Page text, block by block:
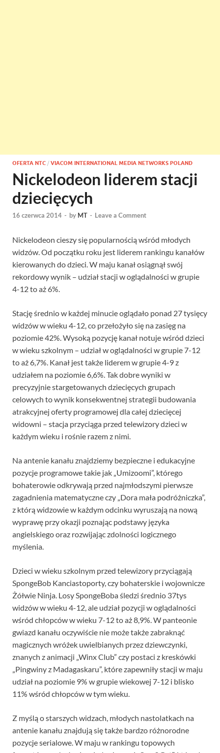
OFERTA NTC / VIACOM INTERNATIONAL MEDIA NETWORKS POLAND
Nickelodeon liderem stacji
dziecięcych
16 czerwca 2014 - by MT - Leave a Comment
Nickelodeon cieszy się popularnością wśród młodych
widzów. Od początku roku jest liderem rankingu kanałów
kierowanych do dzieci. W maju kanał osiągnął swój
rekordowy wynik – udział stacji w oglądalności w grupie
4-12 to aż 6%.
Stację średnio w każdej minucie oglądało ponad 27 tysięcy
widzów w wieku 4-12, co przełożyło się na zasięg na
poziomie 42%. Wysoką pozycję kanał notuje wśród dzieci
w wieku szkolnym – udział w oglądalności w grupie 7-12
to aż 6,7%. Kanał jest także liderem w grupie 4-9 z
udziałem na poziomie 6,6%. Tak dobre wyniki w
precyzyjnie stargetowanych dziecięcych grupach
celowych to wynik konsekwentnej strategii budowania
atrakcyjnej oferty programowej dla całej dziecięcej
widowni – stacja przyciąga przed telewizory dzieci w
każdym wieku i rośnie razem z nimi.
Na antenie kanału znajdziemy bezpieczne i edukacyjne
pozycje programowe takie jak „Umizoomi”, którego
bohaterowie odkrywają przed najmłodszymi pierwsze
zagadnienia matematyczne czy „Dora mała podróżniczka”,
z którą widzowie w każdym odcinku wyruszają na nową
wyprawę przy okazji poznając podstawy języka
angielskiego oraz rozwijając zdolności logicznego
myślenia.
Dzieci w wieku szkolnym przed telewizory przyciągają
SpongeBob Kanciastoporty, czy bohaterskie i wojownicze
Żółwie Ninja. Losy SpongeBoba śledzi średnio 37tys
widzów w wieku 4-12, ale udział pozycji w oglądalności
wśród chłopców w wieku 7-12 to aż 8,9%. W panteonie
gwiazd kanału oczywiście nie może także zabraknąć
magicznych wróżek uwielbianych przez dziewczynki,
znanych z animacji „Winx Club” czy postaci z kreskówki
„Pingwiny z Madagaskaru”, które zapewniły stacji w maju
udział na poziomie 9% w grupie wiekowej 7-12 i blisko
11% wśród chłopców w tym wieku.
Z myślą o starszych widzach, młodych nastolatkach na
antenie kanału znajdują się także bardzo różnorodne
pozycje serialowe. W maju w rankingu topowych